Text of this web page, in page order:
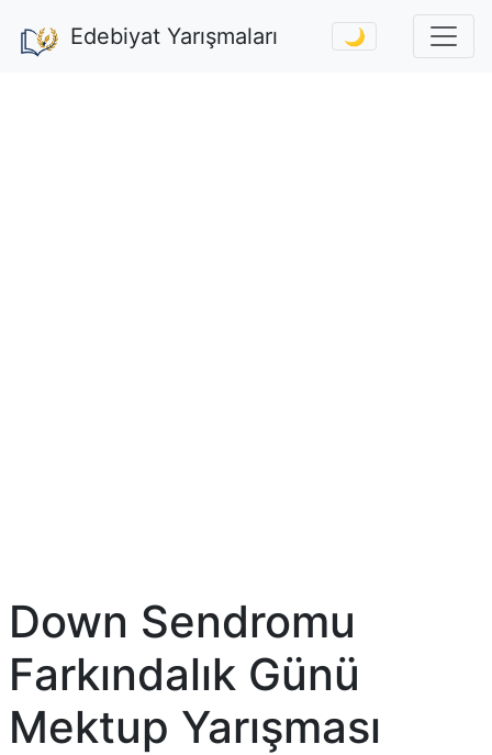
Edebiyat Yarışmaları 🌙
Down Sendromu
Farkındalık Günü
Mektup Yarışması